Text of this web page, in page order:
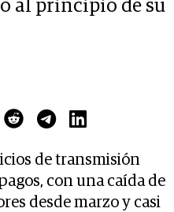
al principio de su
de transmisión
con una caída de
desde marzo y casi